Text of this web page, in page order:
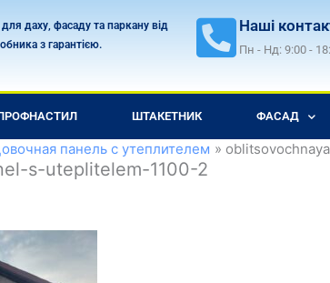
даху, фасаду та паркану від
з гарантією.
Наші
Пн - Нд: 9:00 -
ШТАКЕТНИК ФАСАД
панель с утеплителем
s-uteplitelem-1100-2